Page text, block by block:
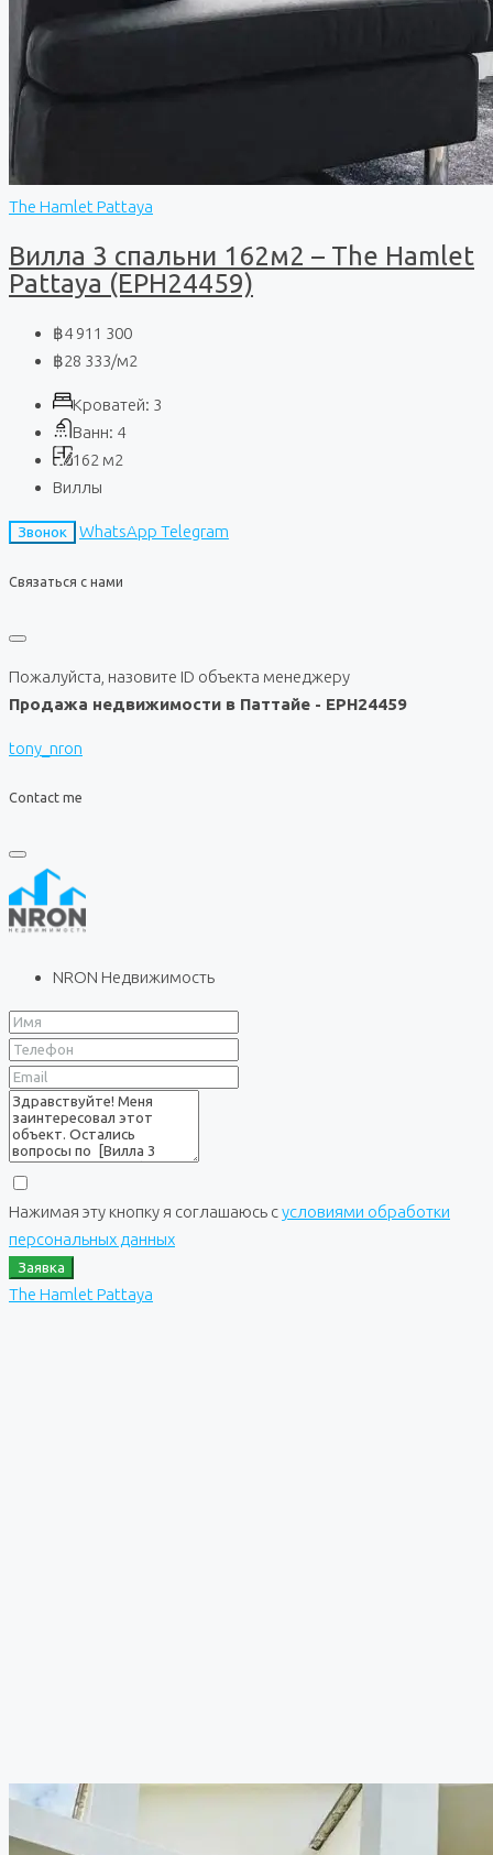
The Hamlet Pattaya
Вилла 3 спальни 162м2 – The Hamlet
Pattaya (EPH24459)
฿4 911 300
฿28 333/м2
Кроватей: 3
Ванн: 4
162 м2
Виллы
Звонок WhatsApp Telegram
Связаться с нами
Пожалуйста, назовите ID объекта менеджеру
Продажа недвижимости в Паттайе - EPH24459
tony_nron
Contact me
NRON Недвижимость
Нажимая эту кнопку я соглашаюсь сусловиями обработки
персональных данных
Заявка
The Hamlet Pattaya